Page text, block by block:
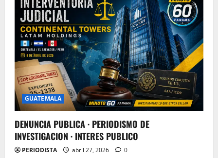
GUATEMALA
DENUNCIA PUBLICA · PERIODISMO DE
INVESTIGACION · INTERES PUBLICO
PERIODISTA abril 27, 2026 0